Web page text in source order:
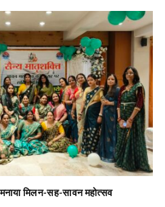
मिलन-सह-सावन महोत्सव